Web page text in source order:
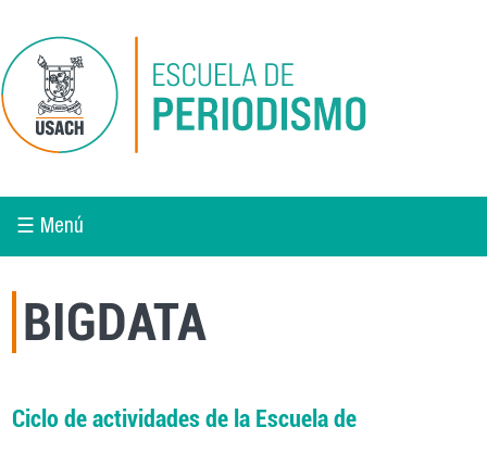
☰ Menú
BIGDATA
Ciclo de actividades de la Escuela de